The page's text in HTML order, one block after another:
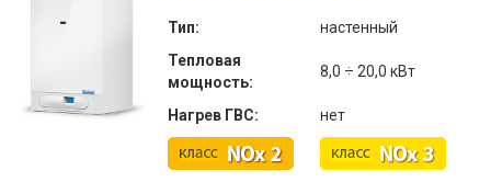
Тип:
настенный
Тепловая
мощность:
8,0 ÷ 20,0 кВт
Нагрев ГВС: нет